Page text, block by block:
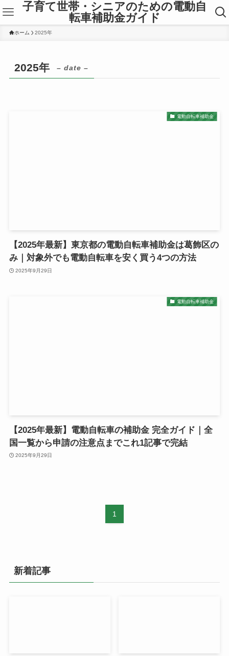
子育て世帯・シニアのための電動自
転車補助金ガイド
ホーム 2025年
2025年 – date –
電動自転車補助金
【2025年最新】東京都の電動自転車補助金は葛飾区の
み｜対象外でも電動自転車を安く買う4つの方法
2025年9月29日
電動自転車補助金
【2025年最新】電動自転車の補助金 完全ガイド｜全
国一覧から申請の注意点までこれ1記事で完結
2025年9月29日
1
新着記事